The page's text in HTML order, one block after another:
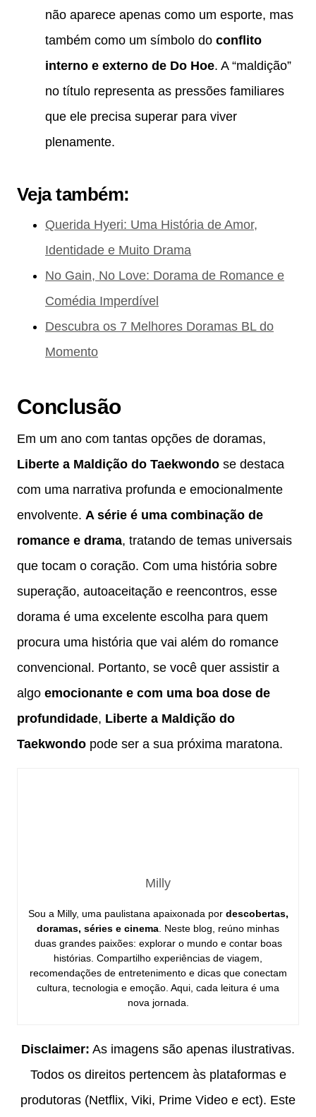
não aparece apenas como um esporte, mas
também como um símbolo do conflito
interno e externo de Do Hoe. A “maldição”
no título representa as pressões familiares
que ele precisa superar para viver
plenamente.
Veja também:
Querida Hyeri: Uma História de Amor,
Identidade e Muito Drama
No Gain, No Love: Dorama de Romance e
Comédia Imperdível
Descubra os 7 Melhores Doramas BL do
Momento
Conclusão
Em um ano com tantas opções de doramas,
Liberte a Maldição do Taekwondo se destaca
com uma narrativa profunda e emocionalmente
envolvente. A série é uma combinação de
romance e drama, tratando de temas universais
que tocam o coração. Com uma história sobre
superação, autoaceitação e reencontros, esse
dorama é uma excelente escolha para quem
procura uma história que vai além do romance
convencional. Portanto, se você quer assistir a
algo emocionante e com uma boa dose de
profundidade, Liberte a Maldição do
Taekwondo pode ser a sua próxima maratona.
Milly
Sou a Milly, uma paulistana apaixonada por descobertas,
doramas, séries e cinema . Neste blog, reúno minhas
duas grandes paixões: explorar o mundo e contar boas
histórias. Compartilho experiências de viagem,
recomendações de entretenimento e dicas que conectam
cultura, tecnologia e emoção. Aqui, cada leitura é uma
nova jornada.
Disclaimer: As imagens são apenas ilustrativas.
Todos os direitos pertencem às plataformas e
produtoras (Netflix, Viki, Prime Video e ect). Este